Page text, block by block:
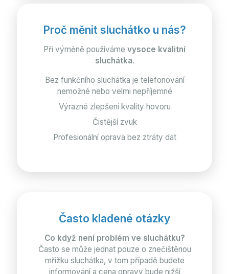
Proč měnit sluchátko u nás?
Při výměně používáme vysoce kvalitní
sluchátka.
Bez funkčního sluchátka je telefonování
nemožné nebo velmi nepříjemné
Výrazné zlepšení kvality hovoru
Čistější zvuk
Profesionální oprava bez ztráty dat
Často kladené otázky
Co když není problém ve sluchátku?
Často se může jednat pouze o znečištěnou
mřížku sluchátka, v tom případě budete
informování a cena opravy bude nižší